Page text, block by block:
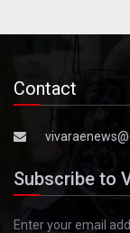
Contact
Subscribe to
Enter your email